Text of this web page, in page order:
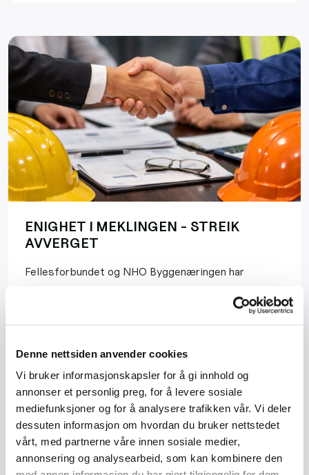
Denne nettsiden anvender cookies
Vi bruker informasjonskapsler for å gi innhold og
annonser et personlig preg, for å levere sosiale
mediefunksjoner og for å analysere trafikken vår. Vi deler
dessuten informasjon om hvordan du bruker nettstedet
vårt, med partnerne våre innen sosiale medier,
annonsering og analysearbeid, som kan kombinere den
ENIGHET I MEKLINGEN - STREIK
AVVERGET
Fellesforbundet og NHO Byggenæringen har